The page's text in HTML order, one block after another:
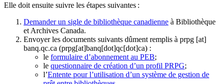
Elle doit ensuite suivre les étapes suivantes :
Demander un sigle de bibliothèque canadienne à Bibliothèque
et Archives Canada.
Envoyer les documents suivants dûment remplis à prpg [at]
banq.qc.ca (prpg[at]banq[dot]qc[dot]ca) :
le formulaire d’abonnement au PEB;
le questionnaire de création d’un profil PRPG;
l’Entente pour l’utilisation d’un système de gestion de